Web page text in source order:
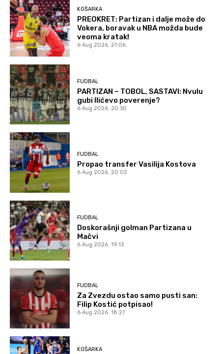
KOŠARKA
PREOKRET: Partizan i dalje može do
Vokera, boravak u NBA možda bude
veoma kratak!
6 Aug 2026. 21:06
FUDBAL
PARTIZAN – TOBOL, SASTAVI: Nvulu
gubi Ilićevo poverenje?
6 Aug 2026. 20:30
FUDBAL
Propao transfer Vasilija Kostova
6 Aug 2026. 20:03
FUDBAL
Doskorašnji golman Partizana u
Mačvi
6 Aug 2026. 19:13
FUDBAL
Za Zvezdu ostao samo pusti san:
Filip Kostić potpisao!
6 Aug 2026. 18:27
KOŠARKA